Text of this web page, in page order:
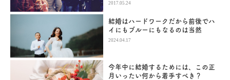
2017.05.24
結婚はハードワークだから前後でハ
イにもブルーにもなるのは当然
2024.04.17
今年中に結婚するためには、この正
月いったい何から着手すべき？